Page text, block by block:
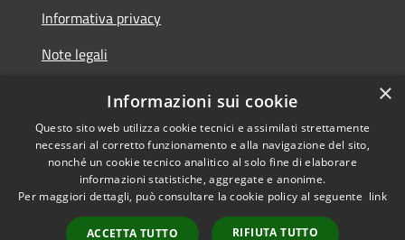
Informativa privacy
Note legali
Dichiarazione di accessibilità
Accessibilità
Copyright © 2026 • Comune di
Gizzeria • Powered by
Municipium•
×
Informazioni sui cookie
Questo sito web utilizza cookie tecnici e assimilati strettamente
necessari al corretto funzionamento e alla navigazione del sito,
nonché un cookie tecnico analitico al solo fine di elaborare
informazioni statistiche, aggregate e anonime.
Per maggiori dettagli, può consultare la cookie policy al seguente link
ACCETTA TUTTO RIFIUTA TUTTO